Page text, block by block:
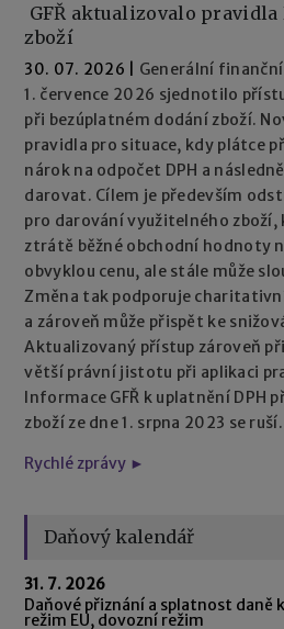
GFŘ aktualizovalo
zboží
30. 07. 2026
Generální
1. července 2026 sjednotilo
při bezúplatném dodání zboží.
pravidla pro situace, kdy plátce
nárok na odpočet DPH a
darovat. Cílem je především
pro darování využitelného zboží,
ztrátě běžné obchodní hodnoty
obvyklou cenu, ale stále může
Změna tak podporuje
a zároveň může přispět ke
Aktualizovaný přístup zároveň
větší právní jistotu při aplikaci
Informace GFŘ k uplatnění DPH
zboží ze dne 1. srpna 2023 se ruší.
Rychlé zprávy ►
Daňový kalendář
31. 7. 2026
Daňové přiznání a splatnost daně
režim EU, dovozní režim